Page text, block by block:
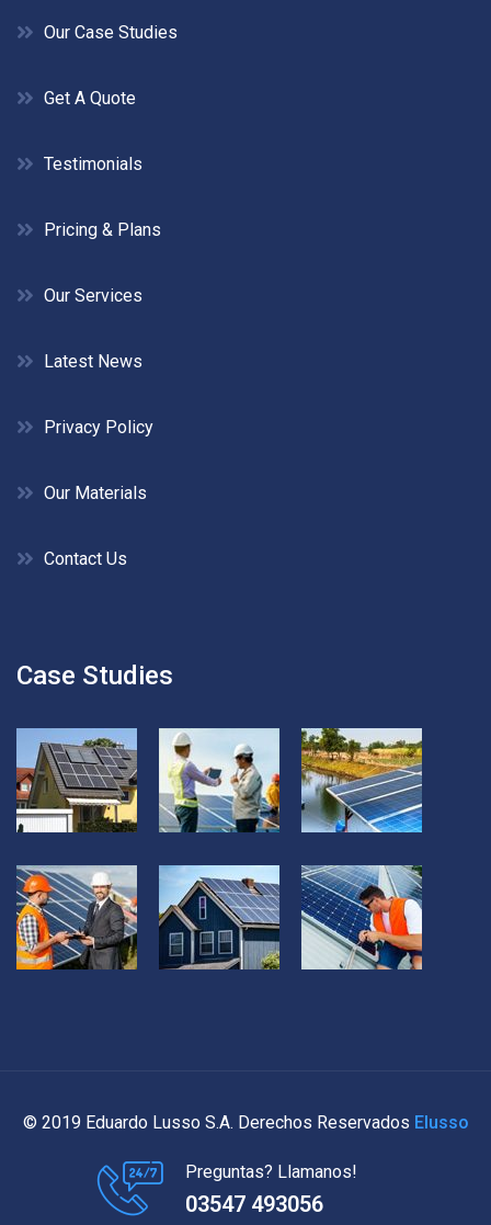
Our Case Studies
Get A Quote
Testimonials
Pricing & Plans
Our Services
Latest News
Privacy Policy
Our Materials
Contact Us
Case Studies
© 2019 Eduardo Lusso S.A. Derechos Reservados Elusso
Preguntas? Llamanos!
03547 493056